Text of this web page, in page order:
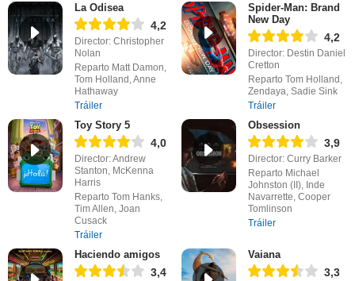
La Odisea
4,2
Director: Christopher
Nolan
Reparto Matt Damon,
Tom Holland, Anne
Hathaway
Tráiler
Spider-Man: Brand
New Day
4,2
Director: Destin Daniel
Cretton
Reparto Tom Holland,
Zendaya, Sadie Sink
Tráiler
Toy Story 5
4,0
Director: Andrew
Stanton, McKenna
Harris
Reparto Tom Hanks,
Tim Allen, Joan
Cusack
Tráiler
Obsession
3,9
Director: Curry Barker
Reparto Michael
Johnston (II), Inde
Navarrette, Cooper
Tomlinson
Tráiler
Haciendo amigos
3,4
Vaiana
3,3